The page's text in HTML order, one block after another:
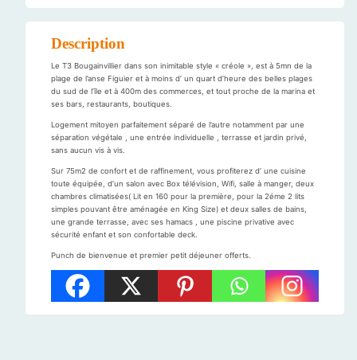
Description
Le T3 Bougainvillier dans son inimitable style « créole », est à 5mn de la
plage de l’anse Figuier et à moins d’ un quart d’heure des belles plages
du sud de l’île et à 400m des commerces, et tout proche de la marina et
ses bars, restaurants, boutiques.
Logement mitoyen parfaitement séparé de l’autre notamment par une
séparation végétale , une entrée individuelle , terrasse et jardin privé,
sans aucun vis à vis.
Sur 75m2 de confort et de raffinement, vous profiterez d’ une cuisine
toute équipée, d’un salon avec Box télévision, Wifi, salle à manger, deux
chambres climatisées( Lit en 160 pour la première, pour la 2éme 2 lits
simples pouvant être aménagée en King Size) et deux salles de bains,
une grande terrasse, avec ses hamacs , une piscine privative avec
sécurité enfant et son confortable deck.
Punch de bienvenue et premier petit déjeuner offerts.